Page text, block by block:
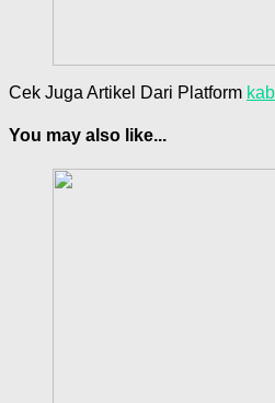
Cek Juga Artikel Dari Platform
You may also like...